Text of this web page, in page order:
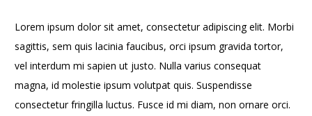
Lorem ipsum dolor sit amet, consectetur adipiscing elit. Morbi
sagittis, sem quis lacinia faucibus, orci ipsum gravida tortor,
vel interdum mi sapien ut justo. Nulla varius consequat
magna, id molestie ipsum volutpat quis. Suspendisse
consectetur fringilla luctus. Fusce id mi diam, non ornare orci.